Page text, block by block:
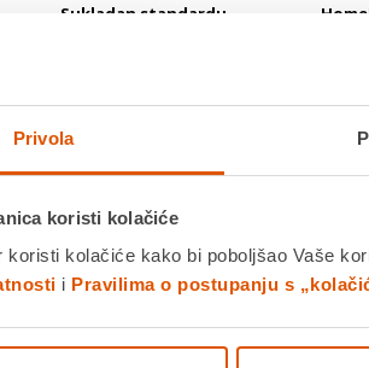
Privola
koristi kolačiće
koristi kolačiće kako bi poboljšao Vaše
i Pravilima o postupanju s
Sukladan standardu
na liniji duljine do 300 metara
Jamstvo:2 god
Povrat robe moguć unutar 14
Dostavljamo već od